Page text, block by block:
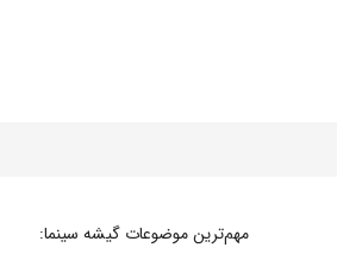
مهم‌ترین موضوعات گیشه سینما: